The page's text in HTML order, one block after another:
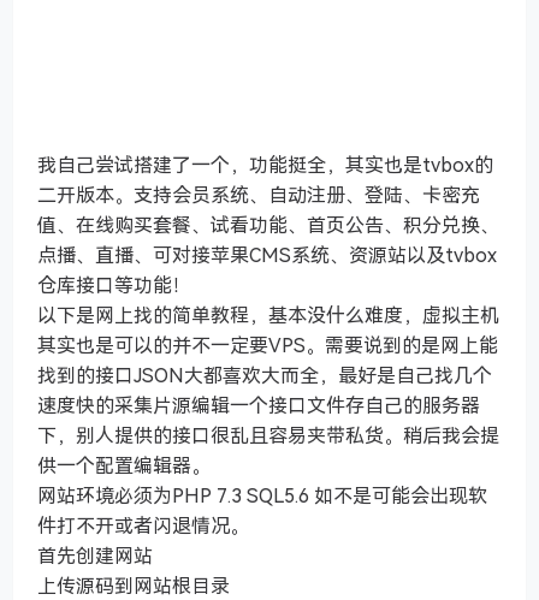
我自己尝试搭建了一个，功能挺全，其实也是tvbox的
二开版本。支持会员系统、自动注册、登陆、卡密充
值、在线购买套餐、试看功能、首页公告、积分兑换、
点播、直播、可对接苹果CMS系统、资源站以及tvbox
仓库接口等功能！
以下是网上找的简单教程，基本没什么难度，虚拟主机
其实也是可以的并不一定要VPS。需要说到的是网上能
找到的接口JSON大都喜欢大而全，最好是自己找几个
速度快的采集片源编辑一个接口文件存自己的服务器
下，别人提供的接口很乱且容易夹带私货。稍后我会提
供一个配置编辑器。
网站环境必须为PHP 7.3 SQL5.6 如不是可能会出现软
件打不开或者闪退情况。
首先创建网站
上传源码到网站根目录